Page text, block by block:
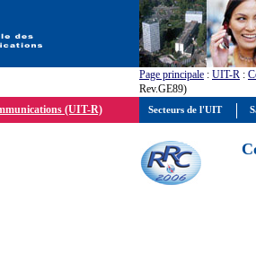
Page principale : UIT-R :
Rev.GE89)
(UIT-R)
Secteurs de l'UIT